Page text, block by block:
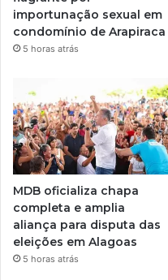
importunação sexual em
condomínio de Arapiraca
5 horas atrás
MDB oficializa chapa
completa e amplia
aliança para disputa das
eleições em Alagoas
5 horas atrás